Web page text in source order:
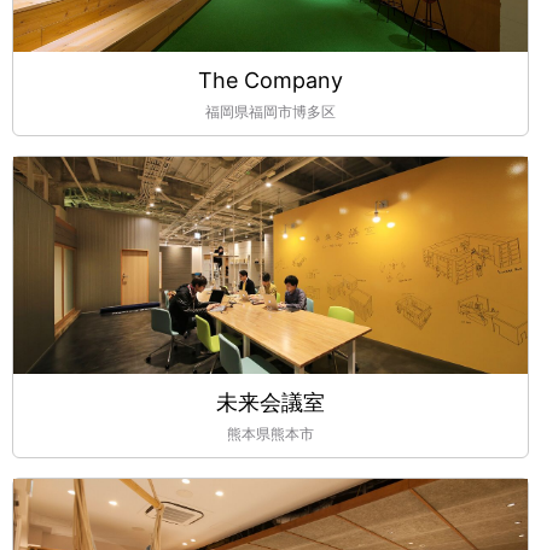
The Company
福岡県福岡市博多区
未来会議室
熊本県熊本市